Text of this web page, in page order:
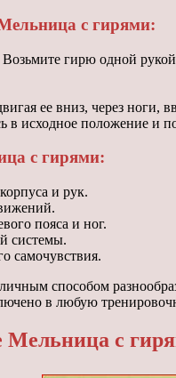
с гирями:
гирю одной рукой
ее вниз, через ноги,
в исходное положение и
с гирями:
и рук.
пояса и ног.
системы.
самочувствия.
способом
в любую
с